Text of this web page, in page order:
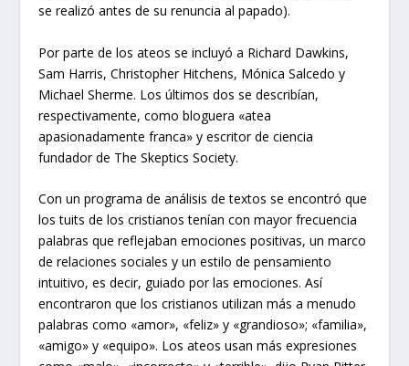
se realizó antes de su renuncia al papado).
Por parte de los ateos se incluyó a Richard Dawkins,
Sam Harris, Christopher Hitchens, Mónica Salcedo y
Michael Sherme. Los últimos dos se describían,
respectivamente, como bloguera «atea
apasionadamente franca» y escritor de ciencia
fundador de The Skeptics Society.
Con un programa de análisis de textos se encontró que
los tuits de los cristianos tenían con mayor frecuencia
palabras que reflejaban emociones positivas, un marco
de relaciones sociales y un estilo de pensamiento
intuitivo, es decir, guiado por las emociones. Así
encontraron que los cristianos utilizan más a menudo
palabras como «amor», «feliz» y «grandioso»; «familia»,
«amigo» y «equipo». Los ateos usan más expresiones